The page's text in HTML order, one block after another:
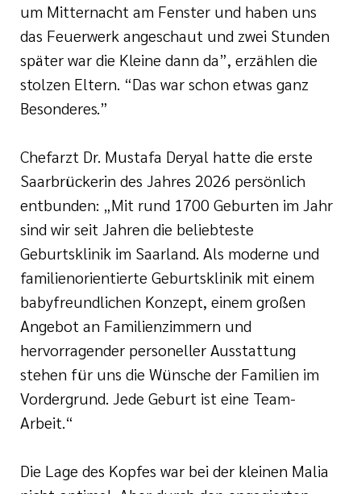
um Mitternacht am Fenster und haben uns
das Feuerwerk angeschaut und zwei Stunden
später war die Kleine dann da”, erzählen die
stolzen Eltern. “Das war schon etwas ganz
Besonderes.”
Chefarzt Dr. Mustafa Deryal hatte die erste
Saarbrückerin des Jahres 2026 persönlich
entbunden: „Mit rund 1700 Geburten im Jahr
sind wir seit Jahren die beliebteste
Geburtsklinik im Saarland. Als moderne und
familienorientierte Geburtsklinik mit einem
babyfreundlichen Konzept, einem großen
Angebot an Familienzimmern und
hervorragender personeller Ausstattung
stehen für uns die Wünsche der Familien im
Vordergrund. Jede Geburt ist eine Team-
Arbeit.“
Die Lage des Kopfes war bei der kleinen Malia